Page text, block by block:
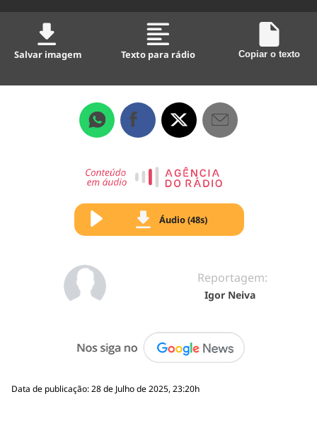
Salvar imagem Texto para rádio Copiar o texto
Áudio (48s)
Reportagem:
Igor Neiva
Data de publicação: 28 de Julho de 2025, 23:20h